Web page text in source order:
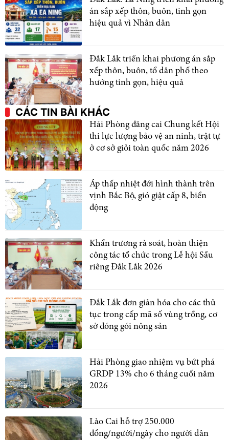
án sắp xếp thôn, buôn, tinh gọn
hiệu quả vì Nhân dân
Đắk Lắk triển khai phương án sắp
xếp thôn, buôn, tổ dân phố theo
hướng tinh gọn, hiệu quả
CÁC TIN BÀI KHÁC
Hải Phòng đăng cai Chung kết Hội
thi lực lượng bảo vệ an ninh, trật tự
ở cơ sở giỏi toàn quốc năm 2026
Áp thấp nhiệt đới hình thành trên
vịnh Bắc Bộ, gió giật cấp 8, biển
động
Khẩn trương rà soát, hoàn thiện
công tác tổ chức trong Lễ hội Sầu
riêng Đắk Lắk 2026
Đắk Lắk đơn giản hóa cho các thủ
tục trong cấp mã số vùng trồng, cơ
sở đóng gói nông sản
Hải Phòng giao nhiệm vụ bứt phá
GRDP 13% cho 6 tháng cuối năm
2026
Lào Cai hỗ trợ 250.000
đồng/người/ngày cho người dân